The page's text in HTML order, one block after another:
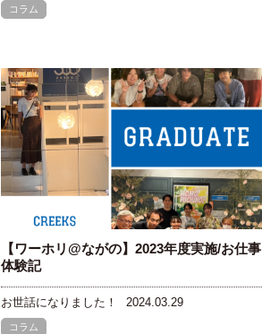
コラム
【ワーホリ@ながの】2023年度実施/お仕事
体験記
お世話になりました！ 2024.03.29
コラム